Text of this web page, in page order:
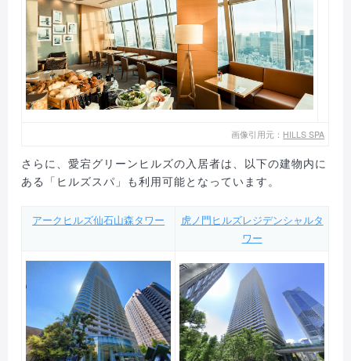
画像引用元： HILLS SPA
さらに、愛宕グリーンヒルズの入居者は、以下の建物内に
ある「ヒルズスパ」も利用可能となっています。
アークヒルズ仙石山森タワー
虎ノ門ヒルズレジデンシャルタ
ワー